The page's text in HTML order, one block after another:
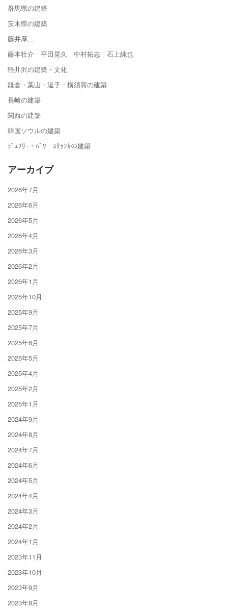
群馬県の建築
茨木県の建築
藤井厚二
藤本壮介 平田晃久 中村拓志 石上純也
軽井沢の建築・文化
鎌倉・葉山・逗子・横須賀の建築
長崎の建築
関西の建築
韓国ソウルの建築
ｼﾞｪﾌﾘｰ・ﾊﾞﾜ ｽﾘﾗﾝｶの建築
アーカイブ
2026年7月
2026年6月
2026年5月
2026年4月
2026年3月
2026年2月
2026年1月
2025年10月
2025年9月
2025年7月
2025年6月
2025年5月
2025年4月
2025年2月
2025年1月
2024年9月
2024年8月
2024年7月
2024年6月
2024年5月
2024年4月
2024年3月
2024年2月
2024年1月
2023年11月
2023年10月
2023年9月
2023年8月